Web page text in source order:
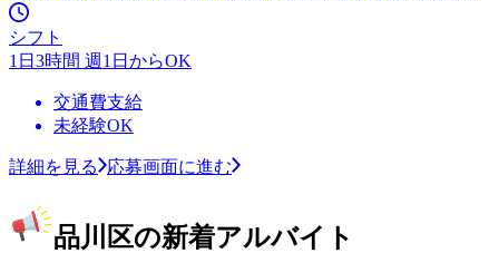
シフト
1日3時間 週1日からOK
交通費支給
未経験OK
詳細を見る 応募画面に進む
品川区の新着アルバイト